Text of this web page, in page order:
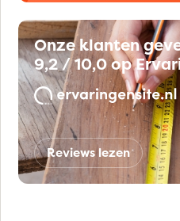
Onze klanten
9,2 / 10,0 op
Reviews lezen